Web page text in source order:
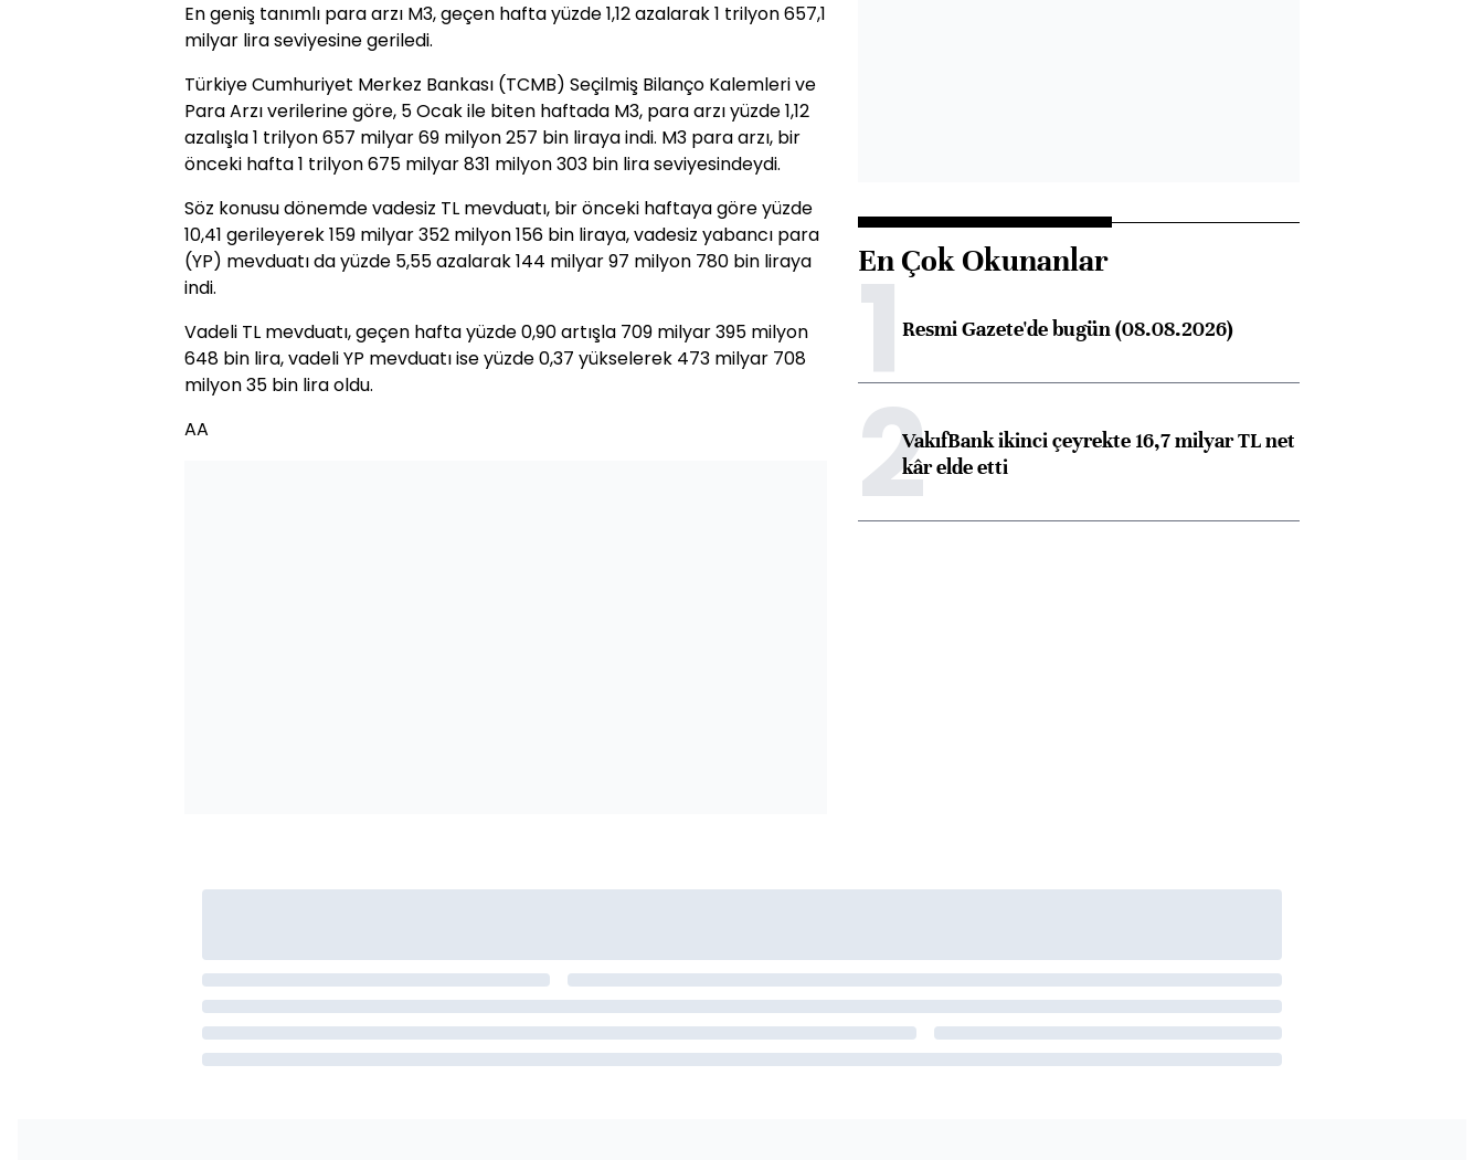
En geniş tanımlı para arzı M3, geçen hafta yüzde 1,12 azalarak 1 trilyon 657,1
milyar lira seviyesine geriledi.
Türkiye Cumhuriyet Merkez Bankası (TCMB) Seçilmiş Bilanço Kalemleri ve
Para Arzı verilerine göre, 5 Ocak ile biten haftada M3, para arzı yüzde 1,12
azalışla 1 trilyon 657 milyar 69 milyon 257 bin liraya indi. M3 para arzı, bir
önceki hafta 1 trilyon 675 milyar 831 milyon 303 bin lira seviyesindeydi.
Söz konusu dönemde vadesiz TL mevduatı, bir önceki haftaya göre yüzde
10,41 gerileyerek 159 milyar 352 milyon 156 bin liraya, vadesiz yabancı para
(YP) mevduatı da yüzde 5,55 azalarak 144 milyar 97 milyon 780 bin liraya
indi.
Vadeli TL mevduatı, geçen hafta yüzde 0,90 artışla 709 milyar 395 milyon
648 bin lira, vadeli YP mevduatı ise yüzde 0,37 yükselerek 473 milyar 708
milyon 35 bin lira oldu.
AA
En Çok Okunanlar
1Resmi Gazete'de bugün (08.08.2026)
2VakıfBank ikinci çeyrekte 16,7 milyar TL net
kâr elde etti